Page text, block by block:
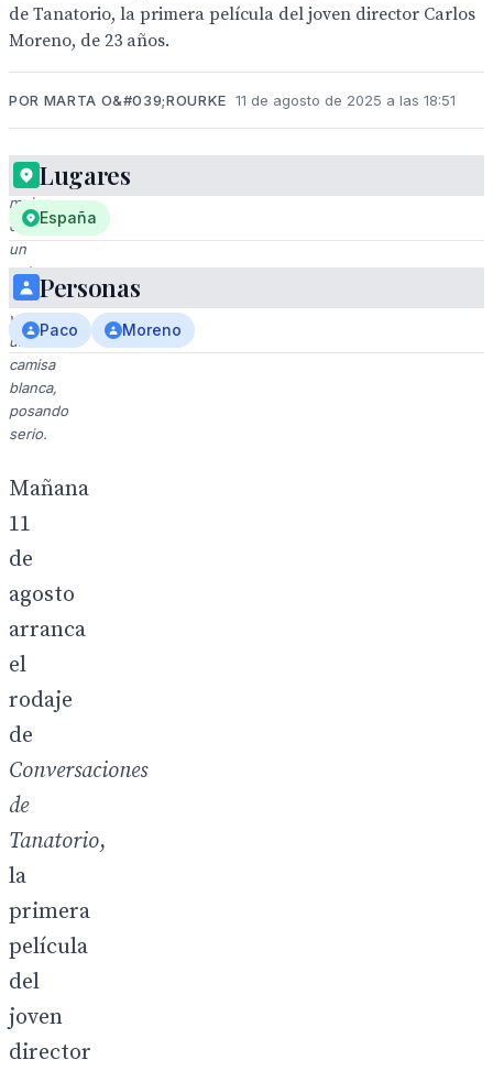
de Tanatorio, la primera película del joven director Carlos
Moreno, de 23 años.
POR MARTA O&#039;ROURKE 11 de agosto de 2025 a las 18:51
Una
mujer
con
un
traje
negro
y
una
camisa
blanca,
posando
serio.
Mañana
11
de
agosto
arranca
el
rodaje
de
Conversaciones
de
Tanatorio,
la
primera
película
del
joven
director
Lugares
España
Personas
Paco Moreno